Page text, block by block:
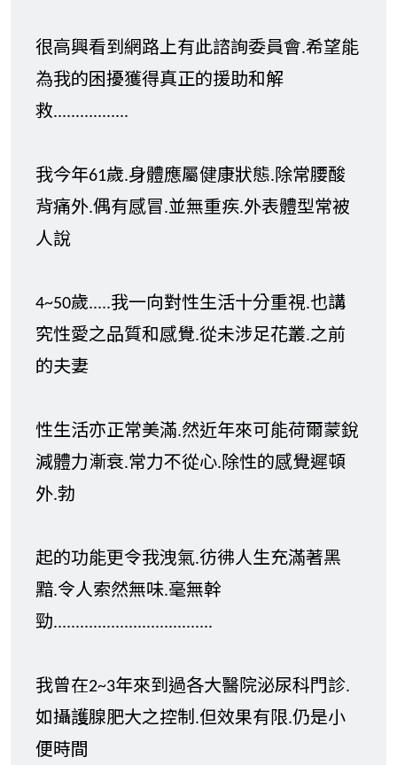
很高興看到網路上有此諮詢委員會.希望能
為我的困擾獲得真正的援助和解
救.................
我今年61歲.身體應屬健康狀態.除常腰酸
背痛外.偶有感冒.並無重疾.外表體型常被
人說
4~50歲.....我一向對性生活十分重視.也講
究性愛之品質和感覺.從未涉足花叢.之前
的夫妻
性生活亦正常美滿.然近年來可能荷爾蒙銳
減體力漸衰.常力不從心.除性的感覺遲頓
外.勃
起的功能更令我洩氣.彷彿人生充滿著黑
黯.令人索然無味.毫無幹
勁....................................
我曾在2~3年來到過各大醫院泌尿科門診.
如攝護腺肥大之控制.但效果有限.仍是小
便時間